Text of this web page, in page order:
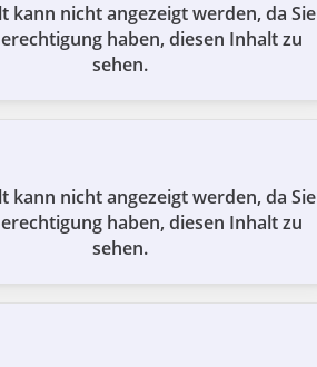
kann nicht angezeigt werden, da Sie
haben, diesen Inhalt zu
sehen.
kann nicht angezeigt werden, da Sie
haben, diesen Inhalt zu
sehen.